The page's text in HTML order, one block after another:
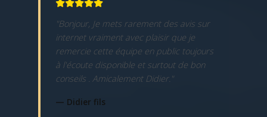
"Bonjour, Je mets rarement des avis sur
internet vraiment avec plaisir que je
remercie cette équipe en public toujours
à l'écoute disponible et surtout de bon
conseils . Amicalement Didier."
— Didier fils